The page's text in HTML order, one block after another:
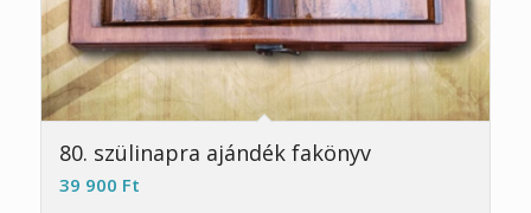
5.00
80. szülinapra ajándék fakönyv
39 900 Ft